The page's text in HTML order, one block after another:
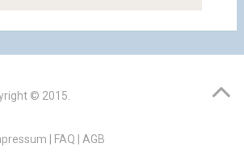
© 2015.
FAQ AGB